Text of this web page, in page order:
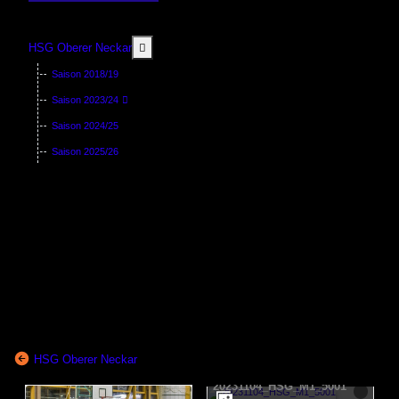
HSG Oberer Neckar
Saison 2018/19
Saison 2023/24
Saison 2024/25
Saison 2025/26
HSG Oberer Neckar
20231104_HSG_M1_5001